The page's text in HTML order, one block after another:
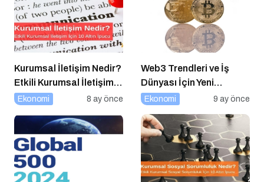
Kurumsal İletişim Nedir?
Etkili Kurumsal İletişim
İçin 10 Altın İpucu
Ekonomi 8 ay önce
Web3 Trendleri ve İş
Dünyası İçin Yeni
Fırsatlar
Ekonomi 9 ay önce